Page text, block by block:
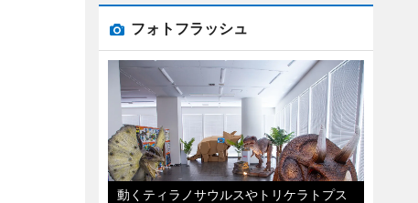
フォトフラッシュ
動くティラノサウルスやトリケラトプス